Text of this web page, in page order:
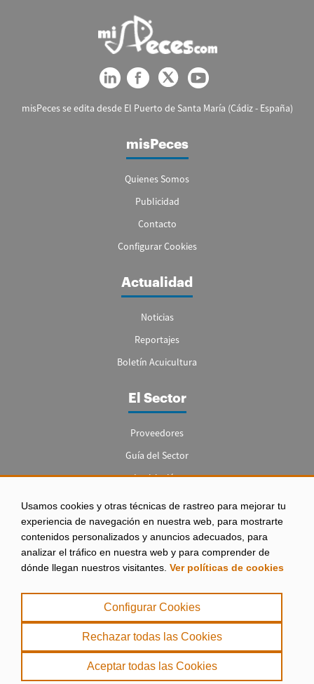
Usamos cookies y otras técnicas de rastreo para mejorar tu
experiencia de navegación en nuestra web, para mostrarte
contenidos personalizados y anuncios adecuados, para
analizar el tráfico en nuestra web y para comprender de
dónde llegan nuestros visitantes. Ver políticas de cookies
Configurar Cookies
Rechazar todas las Cookies
Aceptar todas las Cookies
misPeces se edita desde El Puerto de Santa María (Cádiz - España)
misPeces
Quienes Somos
Publicidad
Contacto
Configurar Cookies
Actualidad
Noticias
Reportajes
Boletín Acuicultura
El Sector
Proveedores
Guía del Sector
Legislación
Empleo
Aviso legal
|
Política de Privacidad
|
. misPeces Copyright 2000 - 2026. Todos los derechos reservados